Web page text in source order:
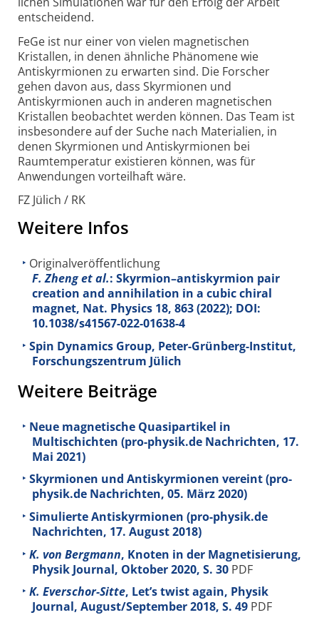
entscheidend.
FeGe ist nur einer von vielen magnetischen
Kristallen, in denen ähnliche Phänomene wie
Antiskyrmionen zu erwarten sind. Die Forscher
gehen davon aus, dass Skyrmionen und
Antiskyrmionen auch in anderen magnetischen
Kristallen beobachtet werden können. Das Team ist
insbesondere auf der Suche nach Materialien, in
denen Skyrmionen und Antiskyrmionen bei
Raumtemperatur existieren können, was für
Anwendungen vorteilhaft wäre.
FZ Jülich / RK
Weitere Infos
Originalveröffentlichung
F. Zheng et al.: Skyrmion–antiskyrmion pair
creation and annihilation in a cubic chiral
magnet, Nat. Physics 18, 863 (2022); DOI:
10.1038/s41567-022-01638-4
Spin Dynamics Group, Peter-Grünberg-Institut,
Forschungszentrum Jülich
Weitere Beiträge
Neue magnetische Quasipartikel in
Multischichten (pro-physik.de Nachrichten, 17.
Mai 2021)
Skyrmionen und Antiskyrmionen vereint (pro-
physik.de Nachrichten, 05. März 2020)
Simulierte Antiskyrmionen (pro-physik.de
Nachrichten, 17. August 2018)
K. von Bergmann, Knoten in der Magnetisierung,
Physik Journal, Oktober 2020, S. 30 PDF
K. Everschor-Sitte, Let’s twist again, Physik
Journal, August/September 2018, S. 49 PDF